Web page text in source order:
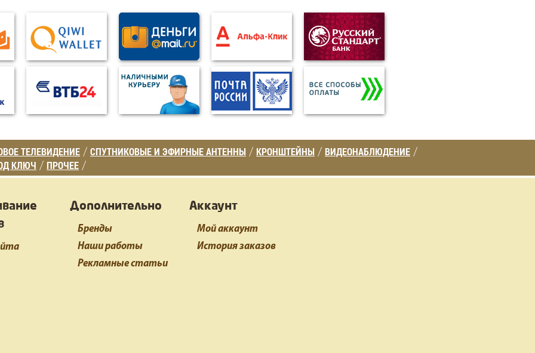
ТЕЛЕВИДЕНИЕ / СПУТНИКОВЫЕ И ЭФИРНЫЕ АНТЕННЫ / КРОНШТЕЙНЫ / ВИДЕОНАБЛЮДЕНИЕ /
КЛЮЧ / ПРОЧЕЕ /
Дополнительно
Бренды
Наши работы
Рекламные статьи
Аккаунт
Мой аккаунт
История заказов